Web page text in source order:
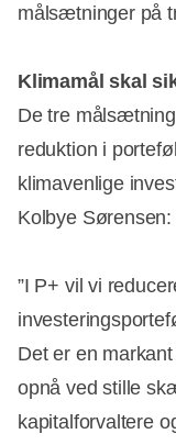
målsætninger på
Klimamål skal
De tre
reduktion i
klimavenlige
Kolbye Sørensen:
”I P+ vil vi
Det er en
opnå ved stille
kapitalforvaltere